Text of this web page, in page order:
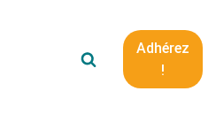
Adhérez
!